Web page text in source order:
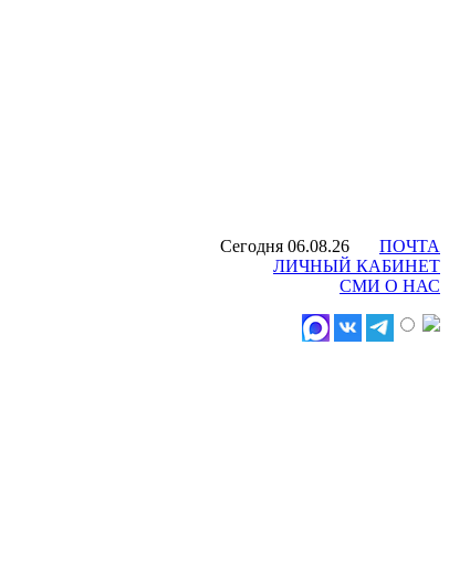
Сегодня 06.08.26
ПОЧТА
ЛИЧНЫЙ КАБИНЕТ
СМИ О НАС